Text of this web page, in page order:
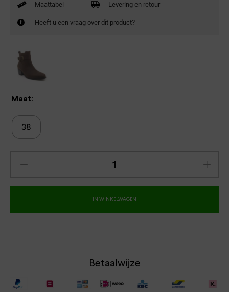
Maattabel Levering en retour
Heeft u een vraag over dit product?
Maat:
38
IN WINKELWAGEN
Betaalwijze